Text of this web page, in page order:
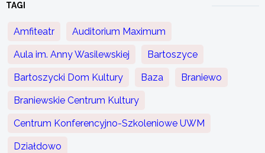
TAGI
Amfiteatr Auditorium Maximum
Aula im. Anny Wasilewskiej Bartoszyce
Bartoszycki Dom Kultury Baza Braniewo
Braniewskie Centrum Kultury
Centrum Konferencyjno-Szkoleniowe UWM
Działdowo